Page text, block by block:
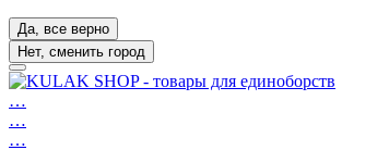
Да, все верно
Нет, сменить город
…
…
…